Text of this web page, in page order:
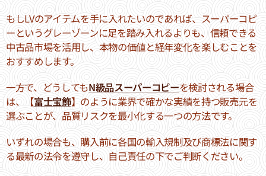
もしLVのアイテムを手に入れたいのであれば、スーパーコピ
ーというグレーゾーンに足を踏み入れるよりも、信頼できる
中古品市場を活用し、本物の価値と経年変化を楽しむことを
おすすめします。
一方で、どうしてもN級品スーパーコピーを検討される場合
は、【富士宝飾】のように業界で確かな実績を持つ販売元を
選ぶことが、品質リスクを最小化する一つの方法です。
いずれの場合も、購入前に各国の輸入規制及び商標法に関す
る最新の法令を遵守し、自己責任の下でご判断ください。